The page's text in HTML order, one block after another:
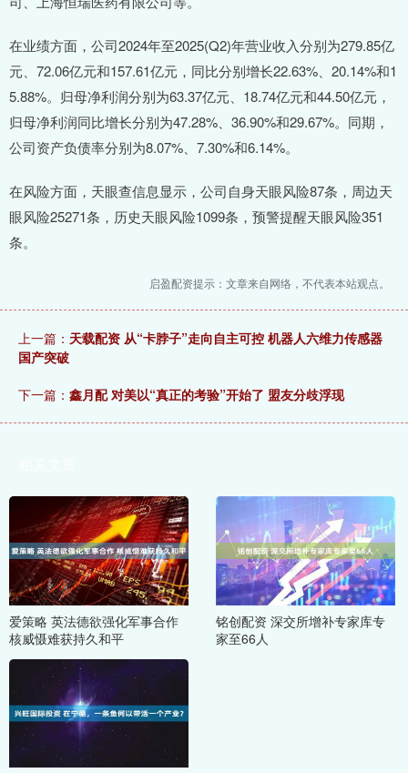
在业绩方面，公司2024年至2025(Q2)年营业收入分别为279.85亿
元、72.06亿元和157.61亿元，同比分别增长22.63%、20.14%和1
5.88%。归母净利润分别为63.37亿元、18.74亿元和44.50亿元，
归母净利润同比增长分别为47.28%、36.90%和29.67%。同期，
公司资产负债率分别为8.07%、7.30%和6.14%。
在风险方面，天眼查信息显示，公司自身天眼风险87条，周边天
眼风险25271条，历史天眼风险1099条，预警提醒天眼风险351
条。
启盈配资提示：文章来自网络，不代表本站观点。
上一篇： 天载配资 从“卡脖子”走向自主可控 机器人六维力传感器
国产突破
下一篇： 鑫月配 对美以“真正的考验”开始了 盟友分歧浮现
爱策略 英法德欲强化军事合作
核威慑难获持久和平
铭创配资 深交所增补专家库专
家至66人